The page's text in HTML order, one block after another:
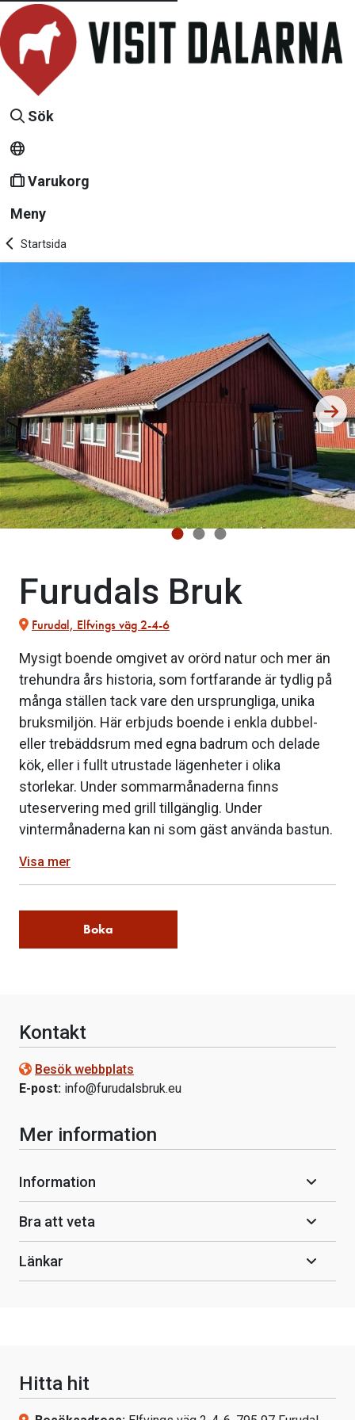
Sök
Varukorg
Meny
Startsida
Furudals Bruk
Furudal, Elfvings väg 2-4-6
Mysigt boende omgivet av orörd natur och mer än
trehundra års historia, som fortfarande är tydlig på
många ställen tack vare den ursprungliga, unika
bruksmiljön. Här erbjuds boende i enkla dubbel-
eller trebäddsrum med egna badrum och delade
kök, eller i fullt utrustade lägenheter i olika
storlekar. Under sommarmånaderna finns
uteservering med grill tillgänglig. Under
vintermånaderna kan ni som gäst använda bastun.
Visa mer
Boka
Kontakt
Besök webbplats
E-post: info@furudalsbruk.eu
Mer information
Information
Bra att veta
Länkar
Hitta hit